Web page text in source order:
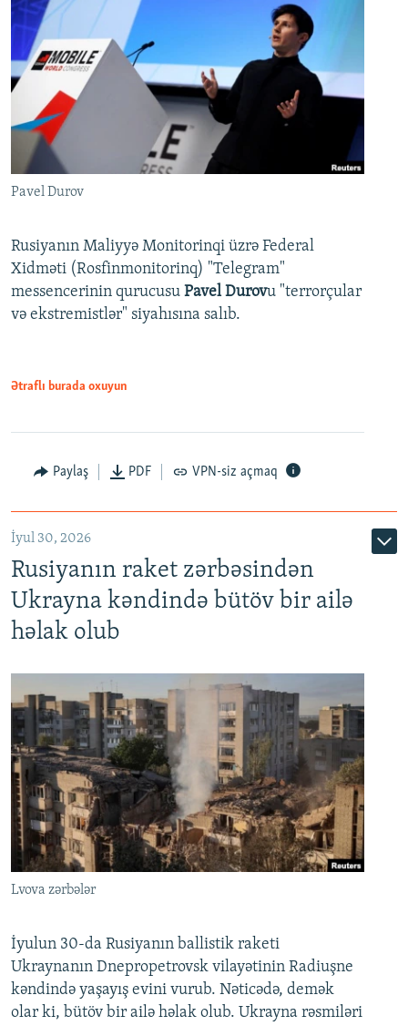
Pavel Durov
Rusiyanın Maliyyə Monitorinqi üzrə Federal
Xidməti (Rosfinmonitorinq) "Telegram"
messencerinin qurucusu Pavel Durovu "terrorçular
və ekstremistlər" siyahısına salıb.
Ətraflı burada oxuyun
Paylaş PDF VPN-siz açmaq
İyul 30, 2026
Rusiyanın raket zərbəsindən
Ukrayna kəndində bütöv bir ailə
həlak olub
Lvova zərbələr
İyulun 30-da Rusiyanın ballistik raketi
Ukraynanın Dnepropetrovsk vilayətinin Radiuşne
kəndində yaşayış evini vurub. Nəticədə, demək
olar ki, bütöv bir ailə həlak olub. Ukrayna rəsmiləri